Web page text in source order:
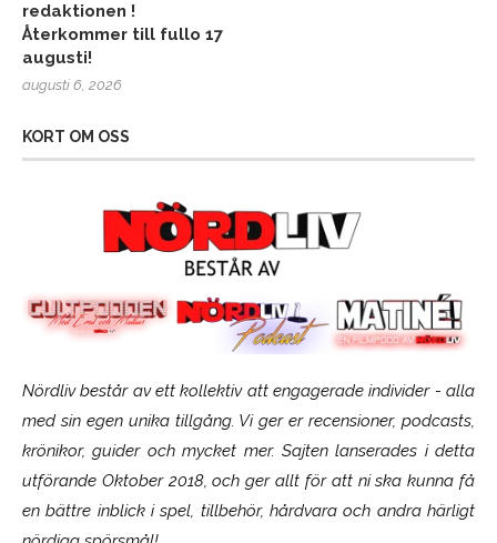
redaktionen !
Återkommer till fullo 17
augusti!
augusti 6, 2026
KORT OM OSS
Nördliv består av ett kollektiv att engagerade individer - alla
med sin egen unika tillgång. Vi ger er recensioner, podcasts,
krönikor, guider och mycket mer. Sajten lanserades i detta
utförande Oktober 2018, och ger allt för att ni ska kunna få
en bättre inblick i spel, tillbehör, hårdvara och andra härligt